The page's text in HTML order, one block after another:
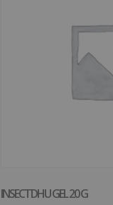
INSECTDHU GEL 20 G